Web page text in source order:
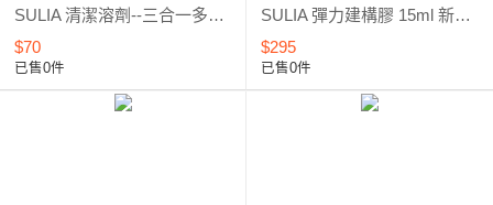
SULIA 清潔溶劑--三合一多功能*清潔甲面、洗筆、除膠*新品上市*優惠5折起
$70
已售0件
SULIA 彈力建構膠 15ml 新品上市*優惠6折
$295
已售0件